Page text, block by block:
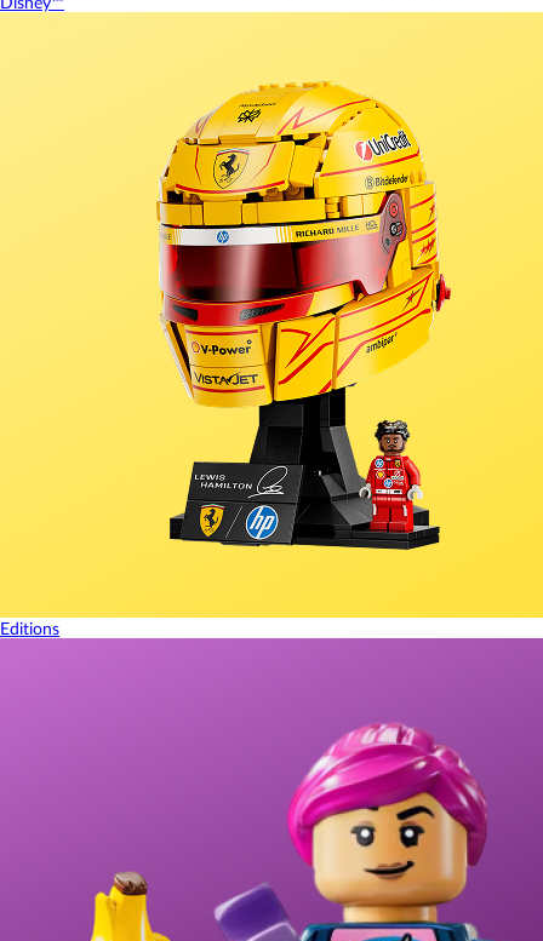
Disney™
Editions